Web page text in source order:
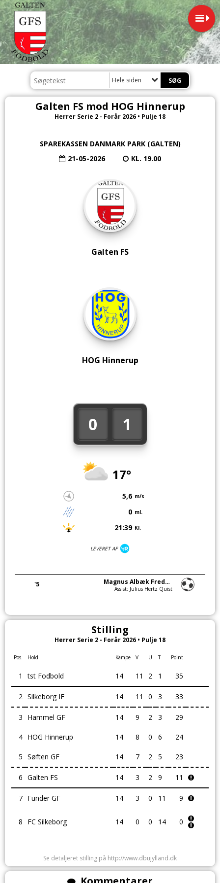
Hele siden
Galten FS mod HOG Hinnerup
Herrer Serie 2 - Forår 2026 • Pulje 18
SPAREKASSEN DANMARK PARK (GALTEN)
21-05-2026
KL. 19.00
Galten FS
0 1
17°
5,6 m/s
0 ml.
21:39 Kl.
LEVERET AF
HOG Hinnerup
'5 Magnus Albæk Fredenslund
Assist: Julius Hertz Quist
Stilling
Herrer Serie 2 - Forår 2026 • Pulje 18
Pos. Hold Kampe V U T Point
1 tst Fodbold 14 11 2 1 35
2 Silkeborg IF 14 11 0 3 33
3 Hammel GF 14 9 2 3 29
4 HOG Hinnerup 14 8 0 6 24
5 Søften GF 14 7 2 5 23
6 Galten FS 14 3 2 9 11
7 Funder GF 14 3 0 11 9
8 FC Silkeborg 14 0 0 14 0
Se detaljeret stilling på http://www.dbujylland.dk